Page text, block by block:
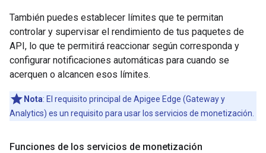
También puedes establecer límites que te permitan
controlar y supervisar el rendimiento de tus paquetes de
API, lo que te permitirá reaccionar según corresponda y
configurar notificaciones automáticas para cuando se
acerquen o alcancen esos límites.
Nota: El requisito principal de Apigee Edge (Gateway y
Analytics) es un requisito para usar los servicios de monetización.
Funciones de los servicios de monetización